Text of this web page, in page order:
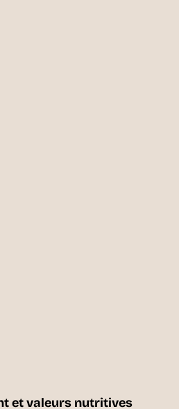
et valeurs nutritives